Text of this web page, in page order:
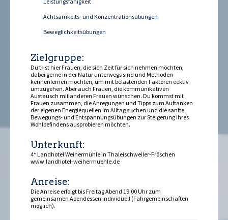
Achtsamkeits- und Konzentrationsübungen
Beweglichkeitsübungen
Zielgruppe:
Du triffst hier Frauen, die sich Zeit für sich nehmen möchten,
dabei gerne in der Natur unterwegs sind und Methoden
kennenlernen möchten, um mit belastenden Faktoren effektiv
umzugehen. Aber auch Frauen, die kommunikativen
Austausch mit anderen Frauen wünschen. Du kommst mit
Frauen zusammen, die Anregungen und Tipps zum Auftanken
der eigenen Energiequellen im Alltag suchen und die sanfte
Bewegungs- und Entspannungsübungen zur Steigerung ihres
Wohlbefindens ausprobieren möchten.
Unterkunft:
4* Landhotel Weihermühle in Thaleischweiler-Fröschen
www.landhotel-weihermuehle.de
Anreise:
Die Anreise erfolgt bis Freitag Abend 19:00 Uhr zum
gemeinsamen Abendessen individuell (Fahrgemeinschaften
möglich).